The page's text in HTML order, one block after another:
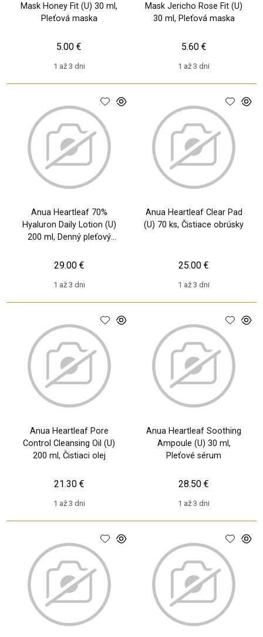
Mask Honey Fit (U) 30 ml,
Pleťová maska
1 až 3 dni
5.00 €
Mask Jericho Rose Fit (U)
30 ml, Pleťová maska
1 až 3 dni
5.60 €
Anua Heartleaf 70%
Hyaluron Daily Lotion (U)
200 ml, Denný pleťový
1 až 3 dni
29.00 €
Anua Heartleaf Clear Pad
(U) 70 ks, Čistiace obrúsky
1 až 3 dni
25.00 €
Anua Heartleaf Pore
Control Cleansing Oil (U)
200 ml, Čistiaci olej
1 až 3 dni
21.30 €
Anua Heartleaf Soothing
Ampoule (U) 30 ml,
Pleťové sérum
1 až 3 dni
28.50 €